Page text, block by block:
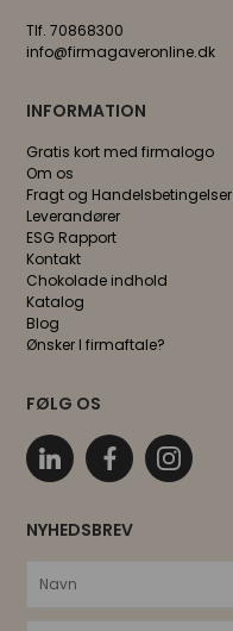
Tlf. 70868300
info@firmagaveronline.dk
INFORMATION
Gratis kort med firmalogo
Om os
Fragt og Handelsbetingelser
Leverandører
ESG Rapport
Kontakt
Chokolade indhold
Katalog
Blog
Ønsker I firmaftale?
FØLG OS
NYHEDSBREV